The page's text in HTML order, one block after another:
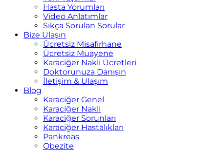
Hasta Yorumları
Video Anlatımlar
Sıkça Sorulan Sorular
Bize Ulaşın
Ücretsiz Misafirhane
Ücretsiz Muayene
Karaciğer Nakli Ücretleri
Doktorunuza Danışın
İletişim & Ulaşım
Blog
Karaciğer Genel
Karaciğer Nakli
Karaciğer Sorunları
Karaciğer Hastalıkları
Pankreas
Obezite